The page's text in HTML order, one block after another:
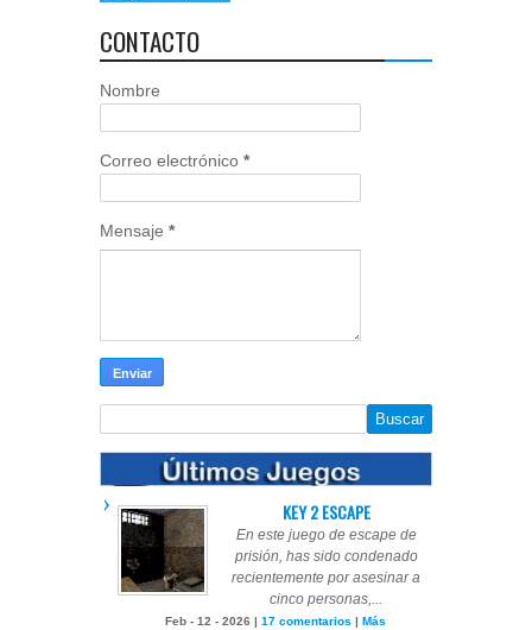
CONTACTO
Nombre
Correo electrónico *
Mensaje *
KEY 2 ESCAPE
En este juego de escape de
prisión, has sido condenado
recientemente por asesinar a
cinco personas,...
Feb - 12 - 2026 | 17 comentarios | Más